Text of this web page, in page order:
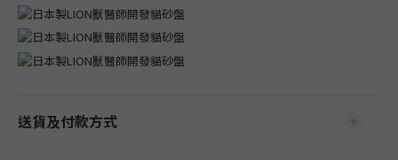
送貨及付款方式